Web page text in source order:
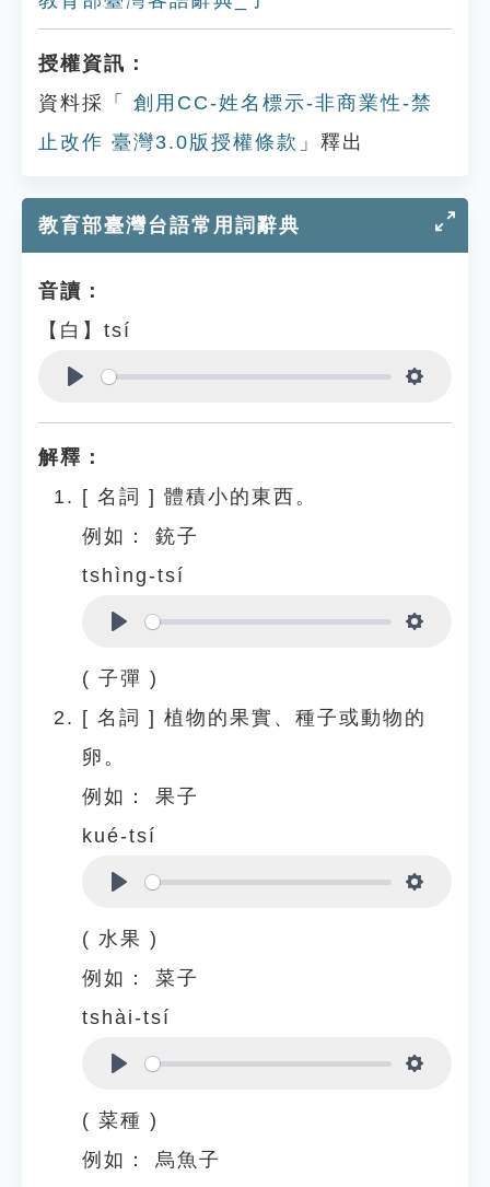
授權資訊：
資料採「
創用CC-姓名標示-非商業性-禁
止改作 臺灣3.0版授權條款 」釋出
教育部臺灣台語常用詞辭典
音讀：
【白】tsí
解釋：
[ 名詞 ] 體積小的東西。
例如：
銃子
tshìng-tsí
( 子彈 )
[ 名詞 ] 植物的果實、種子或動物的
卵。
例如：
果子
kué-tsí
( 水果 )
例如：
菜子
tshài-tsí
( 菜種 )
例如：
烏魚子